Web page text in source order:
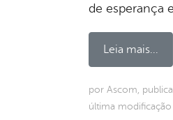
de esperança e
Leia mais...
por Ascom,
última